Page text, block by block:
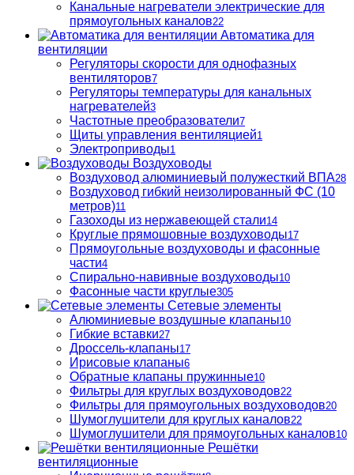
Канальные нагреватели электрические для
прямоугольных каналов22
Автоматика для
вентиляции
Регуляторы скорости для однофазных
вентиляторов7
Регуляторы температуры для канальных
нагревателей3
Частотные преобразователи7
Щиты управления вентиляцией1
Электроприводы1
Воздуховоды
Воздуховод алюминиевый полужесткий ВПА28
Воздуховод гибкий неизолированный ФС (10
метров)11
Газоходы из нержавеющей стали14
Круглые прямошовные воздуховоды17
Прямоугольные воздуховоды и фасонные
части4
Спирально-навивные воздуховоды10
Фасонные части круглые305
Сетевые элементы
Алюминиевые воздушные клапаны10
Гибкие вставки27
Дроссель-клапаны17
Ирисовые клапаны6
Обратные клапаны пружинные10
Фильтры для круглых воздуховодов22
Фильтры для прямоугольных воздуховодов20
Шумоглушители для круглых каналов22
Шумоглушители для прямоугольных каналов10
Решётки
вентиляционные